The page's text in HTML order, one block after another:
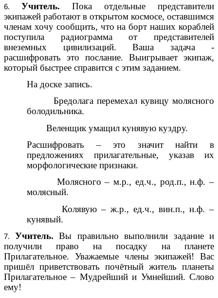
Учитель. Пока отдельные представители
экипажей работают в открытом космосе, оставшимся
членам хочу сообщить, что на борт наших кораблей
поступила радиограмма от представителей
внеземных цивилизаций. Ваша задача -
расшифровать это послание. Выигрывает экипаж,
который быстрее справится с этим заданием.
На доске запись.
Бредолага перемехал кувицу молясного
болодильника.
Веленщик умащил кунявую куздру.
Расшифровать – это значит найти в
предложениях прилагательные, указав их
морфологические признаки.
Молясного – м.р., ед.ч., род.п., н.ф. –
молясный.
Колявую – ж.р., ед.ч., вин.п., н.ф. –
кунявый.
Учитель. Вы правильно выполнили задание и
получили право на посадку на планете
Прилагательное. Уважаемые члены экипажей! Вас
пришёл приветствовать почётный житель планеты
Прилагательное – Мудрейший и Умнейший. Слово
ему!